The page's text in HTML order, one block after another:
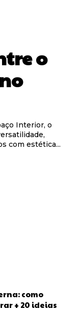
o
Interior, o
com estética...
como
+ 20 ideias